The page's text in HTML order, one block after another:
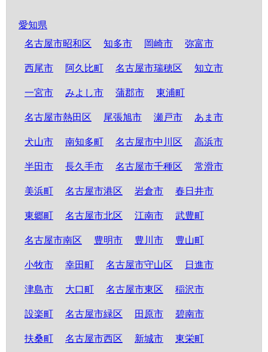
愛知県
名古屋市昭和区
知多市 岡崎市 弥富市
西尾市 阿久比町 名古屋市瑞穂区 知立市
一宮市 みよし市 蒲郡市 東浦町
名古屋市熱田区 尾張旭市 瀬戸市 あま市
犬山市 南知多町 名古屋市中川区 高浜市
半田市 長久手市 名古屋市千種区 常滑市
美浜町 名古屋市港区 岩倉市 春日井市
東郷町 名古屋市北区 江南市 武豊町
名古屋市南区 豊明市 豊川市 豊山町
小牧市 幸田町 名古屋市守山区 日進市
津島市 大口町 名古屋市東区 稲沢市
設楽町 名古屋市緑区 田原市 碧南市
扶桑町 名古屋市西区 新城市 東栄町